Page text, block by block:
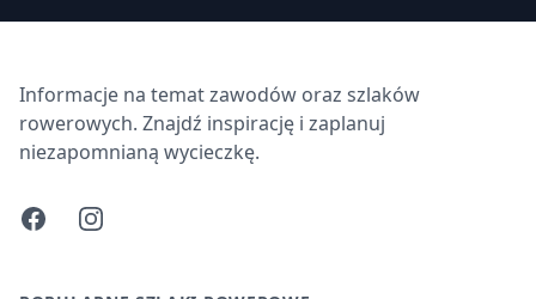
Informacje na temat zawodów oraz szlaków
rowerowych. Znajdź inspirację i zaplanuj
niezapomnianą wycieczkę.
FacebookInstagram